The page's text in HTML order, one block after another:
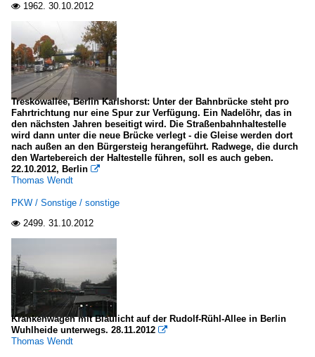
 1962. 30.10.2012
Treskowallee, Berlin Karlshorst: Unter der Bahnbrücke steht pro
Fahrtrichtung nur eine Spur zur Verfügung. Ein Nadelöhr, das in
den nächsten Jahren beseitigt wird. Die Straßenbahnhaltestelle
wird dann unter die neue Brücke verlegt - die Gleise werden dort
nach außen an den Bürgersteig herangeführt. Radwege, die durch
den Wartebereich der Haltestelle führen, soll es auch geben.
22.10.2012, Berlin 
Thomas Wendt
PKW / Sonstige / sonstige
 2499. 31.10.2012
Krankenwagen mit Blaulicht auf der Rudolf-Rühl-Allee in Berlin
Wuhlheide unterwegs. 28.11.2012 
Thomas Wendt